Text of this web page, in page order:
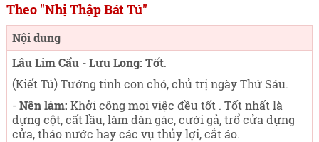
Theo "Nhị Thập Bát Tú"
Nội dung
Lâu Lim Cẩu - Lưu Long: Tốt.
(Kiết Tú) Tướng tinh con chó, chủ trị ngày Thứ Sáu.
- Nên làm: Khởi công mọi việc đều tốt . Tốt nhất là
dựng cột, cất lầu, làm dàn gác, cưới gả, trổ cửa dựng
cửa, tháo nước hay các vụ thủy lợi, cắt áo.